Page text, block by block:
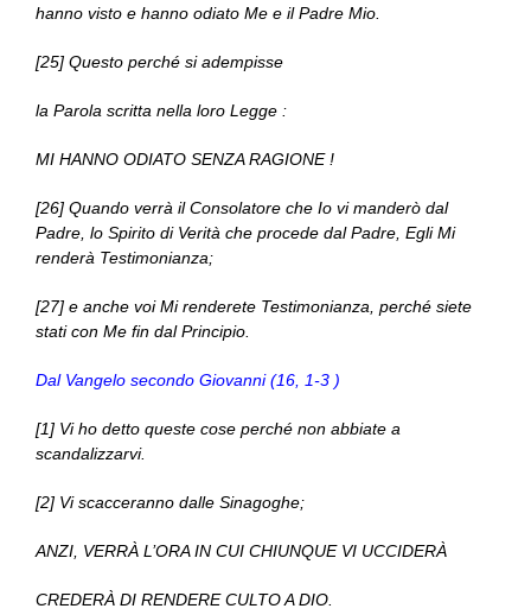
hanno visto e hanno odiato Me e il Padre Mio.
[25] Questo perché si adempisse
la Parola scritta nella loro Legge :
MI HANNO ODIATO SENZA RAGIONE !
[26] Quando verrà il Consolatore che Io vi manderò dal
Padre, lo Spirito di Verità che procede dal Padre, Egli Mi
renderà Testimonianza;
[27] e anche voi Mi renderete Testimonianza, perché siete
stati con Me fin dal Principio.
Dal Vangelo secondo Giovanni (16, 1-3 )
[1] Vi ho detto queste cose perché non abbiate a
scandalizzarvi.
[2] Vi scacceranno dalle Sinagoghe;
ANZI, VERRÀ L’ORA IN CUI CHIUNQUE VI UCCIDERÀ
CREDERÀ DI RENDERE CULTO A DIO.